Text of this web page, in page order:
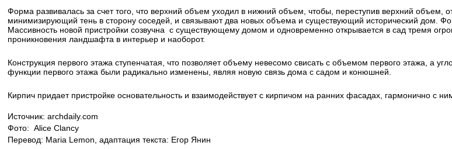
Форма развивалась за счет того, что верхний объем уходил в нижний объем, чтобы, переступив верхний объем,
минимизирующий тень в сторону соседей, и связывают два новых объема и существующий исторический дом.
Массивность новой пристройки созвучна с существующему домом и одновременно открывается в сад тремя
проникновения ландшафта в интерьер и наоборот.
Конструкция первого этажа ступенчатая, что позволяет объему невесомо свисать с объемом первого этажа, а
функции первого этажа были радикально изменены, являя новую связь дома с садом и конюшней.
Кирпич придает пристройке основательность и взаимодействует с кирпичом на ранних фасадах, гармонично с
Источник: archdaily.com
Фото: Alice Clancy
Перевод: Maria Lemon, адаптация текста: Егор Янин